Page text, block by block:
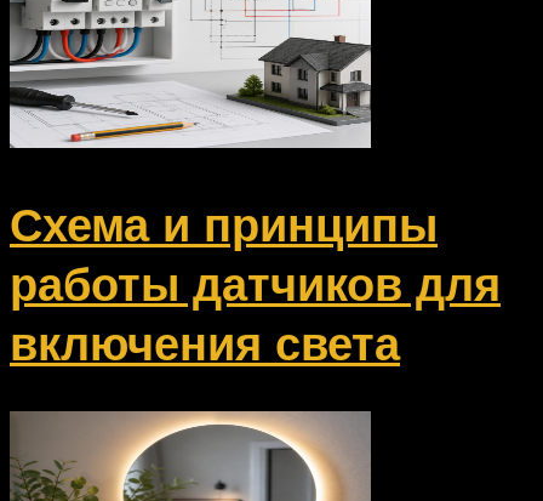
Схема и принципы
работы датчиков для
включения света